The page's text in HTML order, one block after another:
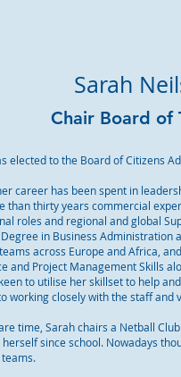
Sarah
Chair Board of
elected to the Board of Citizens
career has been spent in
than thirty years commercial
roles and regional and global
Degree in Business Administration
across Europe and Africa,
and Project Management Skills
to utilise her skillset to help
working closely with the staff and
time, Sarah chairs a Netball
since school. Nowadays